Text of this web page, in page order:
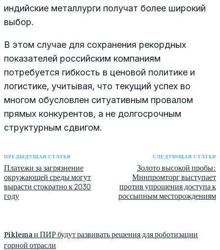
индийские металлурги получат более широкий
выбор.
В этом случае для сохранения рекордных
показателей российским компаниям
потребуется гибкость в ценовой политике и
логистике, учитывая, что текущий успех во
многом обусловлен ситуативным провалом
прямых конкурентов, а не долгосрочным
структурным сдвигом.
ПРЕДЫДУЩАЯ СТАТЬЯ
Платежи за загрязнение
окружающей среды могут
вырасти стократно к 2030
году
СЛЕДУЮЩАЯ СТАТЬЯ
Золото высокой пробы:
Минпромторг выступает
против упрощения доступа к
россыпным месторождениям
Piklema и ПИР будут развивать решения для роботизации
горной отрасли